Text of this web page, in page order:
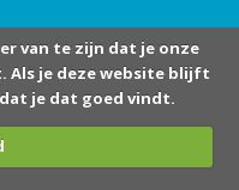
van te zijn dat je onze
Als je deze website blijft
je dat goed vindt.